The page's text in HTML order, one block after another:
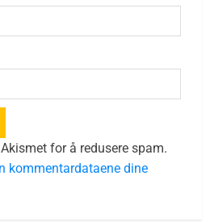
for å redusere spam.
kommentardataene dine